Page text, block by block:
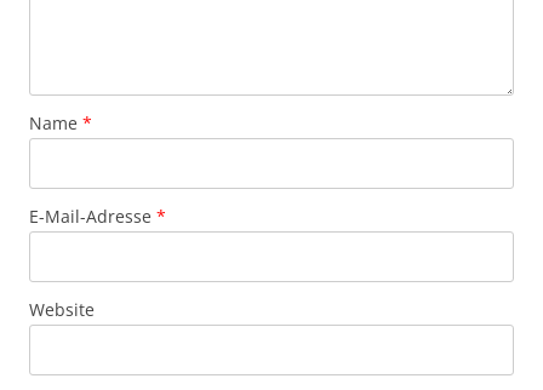
Name *
E-Mail-Adresse *
Website